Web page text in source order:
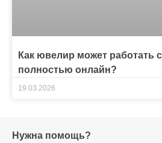
Как ювелир может работать
полностью онлайн?
19.03.2026
Нужна помощь?